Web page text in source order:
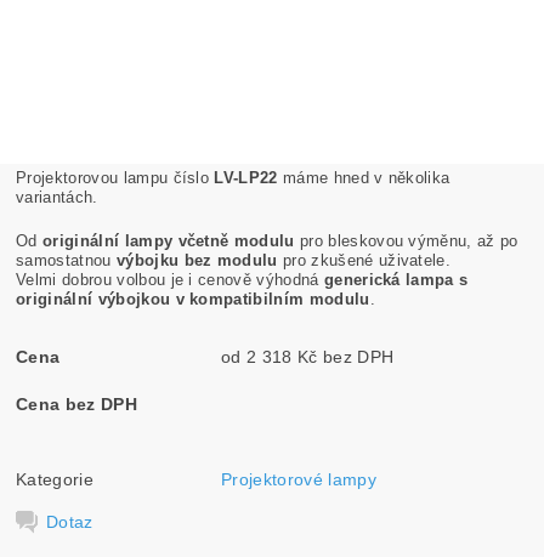
Projektorovou lampu číslo LV-LP22 máme hned v několika
variantách.
Odoriginální lampy včetně modulu pro bleskovou výměnu, až po
samostatnou výbojku bez modulu pro zkušené uživatele.
Velmi dobrou volbou je i cenově výhodná generická lampa s
originální výbojkou v kompatibilním modulu
Cena od 2 318 Kč bez DPH
Cena bez DPH
Kategorie Projektorové lampy
Dotaz